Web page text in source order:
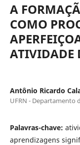
A
COMO
ATIVIDADE
Antônio Ricardo
UFRN - Departamento
Palavras-chave:
aprendizagens